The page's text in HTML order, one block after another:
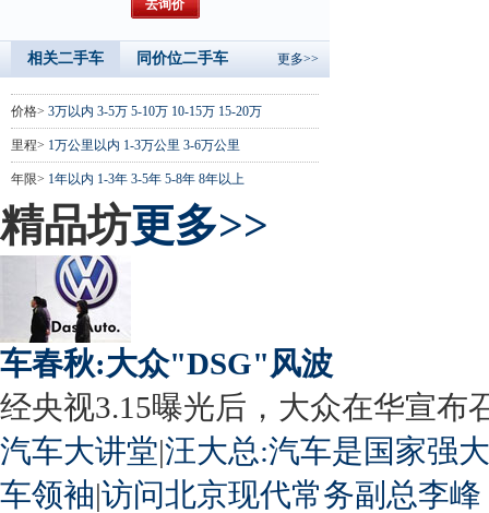
相关二手车 同价位二手车 更多>>
价格> 3万以内 3-5万 5-10万 10-15万 15-20万
里程> 1万公里以内 1-3万公里 3-6万公里
年限> 1年以内 1-3年 3-5年 5-8年 8年以上
精品坊更多>>
车春秋:大众"DSG"风波
经央视3.15曝光后，大众在华宣布
汽车大讲堂|汪大总:汽车是国家强
车领袖|访问北京现代常务副总李峰